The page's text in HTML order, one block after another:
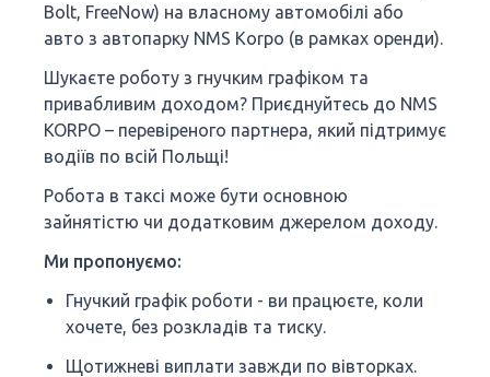
Bolt, FreeNow) на власному автомобілі або
авто з автопарку NMS Korpo (в рамках оренди).
Шукаєте роботу з гнучким графіком та
привабливим доходом? Приєднуйтесь до NMS
KORPO – перевіреного партнера, який підтримує
водіїв по всій Польщі!
Робота в таксі може бути основною
зайнятістю чи додатковим джерелом доходу.
Ми пропонуємо:
Гнучкий графік роботи - ви працюєте, коли
хочете, без розкладів та тиску.
Щотижневі виплати завжди по вівторках.